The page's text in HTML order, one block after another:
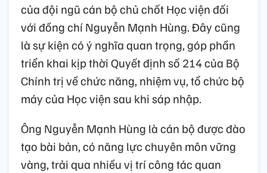
của đội ngũ cán bộ chủ chốt Học viện đối
với đồng chí Nguyễn Mạnh Hùng. Đây cũng
là sự kiện có ý nghĩa quan trọng, góp phần
triển khai kịp thời Quyết định số 214 của Bộ
Chính trị về chức năng, nhiệm vụ, tổ chức bộ
máy của Học viện sau khi sáp nhập.
Ông Nguyễn Mạnh Hùng là cán bộ được đào
tạo bài bản, có năng lực chuyên môn vững
vàng, trải qua nhiều vị trí công tác quan